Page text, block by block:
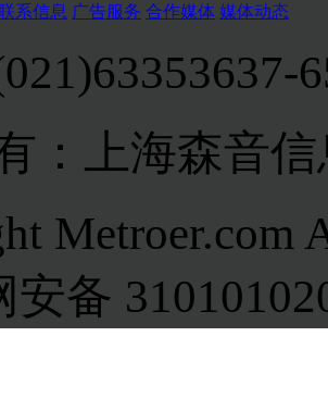
系信息 广告服务 合作媒体 媒体动态
：上海森音
Metroer.com
安备